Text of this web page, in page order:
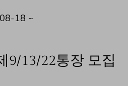
18 ~
9/13/22통장 모집